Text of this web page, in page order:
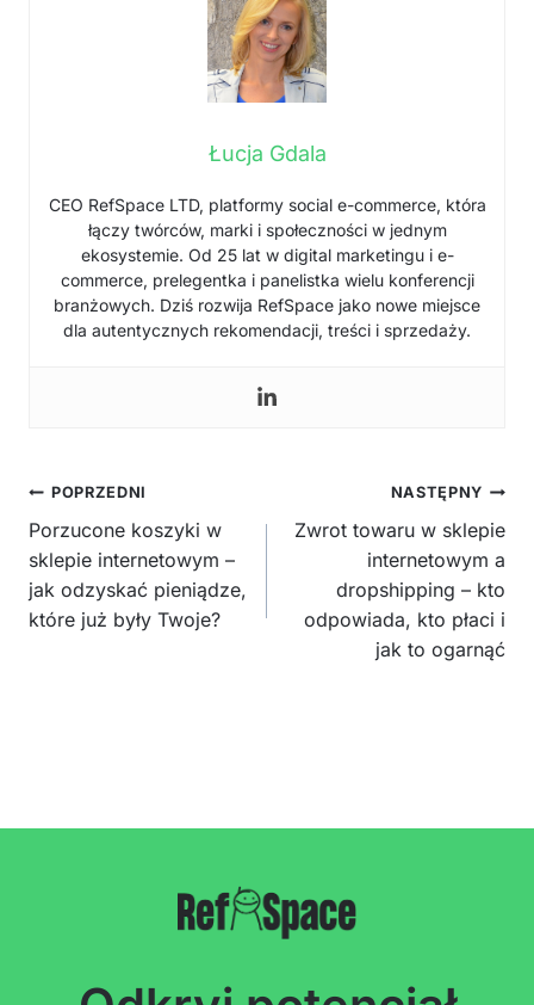
Łucja Gdala
CEO RefSpace LTD, platformy social e-commerce, która
łączy twórców, marki i społeczności w jednym
ekosystemie. Od 25 lat w digital marketingu i e-
commerce, prelegentka i panelistka wielu konferencji
branżowych. Dziś rozwija RefSpace jako nowe miejsce
dla autentycznych rekomendacji, treści i sprzedaży.
Nawigacja
wpisu
POPRZEDNI
Porzucone koszyki w
sklepie internetowym –
jak odzyskać pieniądze,
które już były Twoje?
NASTĘPNY
Zwrot towaru w sklepie
internetowym a
dropshipping – kto
odpowiada, kto płaci i
jak to ogarnąć